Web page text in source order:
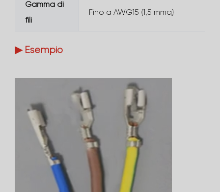
Gamma di
fili
Fino a AWG15 (1,5 mmq)
▶ Esempio